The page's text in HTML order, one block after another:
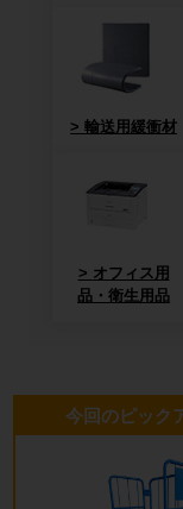
輸送用緩衝材
オフィス用
品・衛生用品
今回のピック